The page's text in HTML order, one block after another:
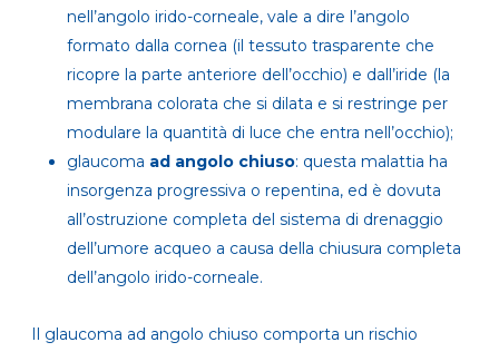
nell’angolo irido-corneale, vale a dire l’angolo
formato dalla cornea (il tessuto trasparente che
ricopre la parte anteriore dell’occhio) e dall’iride (la
membrana colorata che si dilata e si restringe per
modulare la quantità di luce che entra nell’occhio);
glaucoma ad angolo chiuso: questa malattia ha
insorgenza progressiva o repentina, ed è dovuta
all’ostruzione completa del sistema di drenaggio
dell’umore acqueo a causa della chiusura completa
dell’angolo irido-corneale.
Il glaucoma ad angolo chiuso comporta un rischio